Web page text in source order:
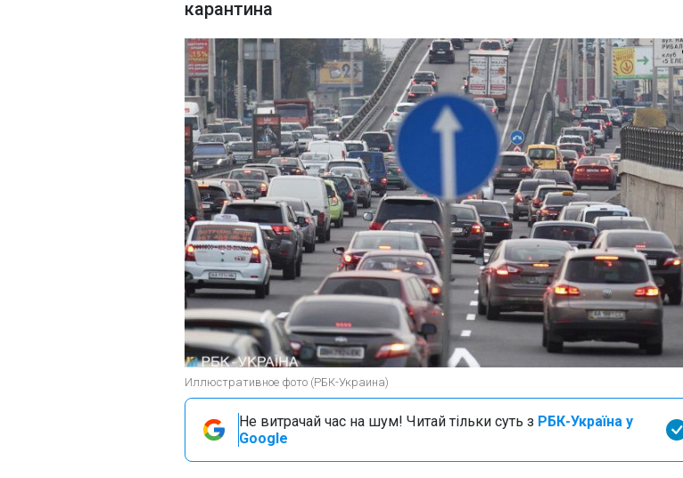
карантина
Иллюстративное фото (РБК-Украина)
Не витрачай час на шум! Читай тільки суть з РБК-Україна у
Google